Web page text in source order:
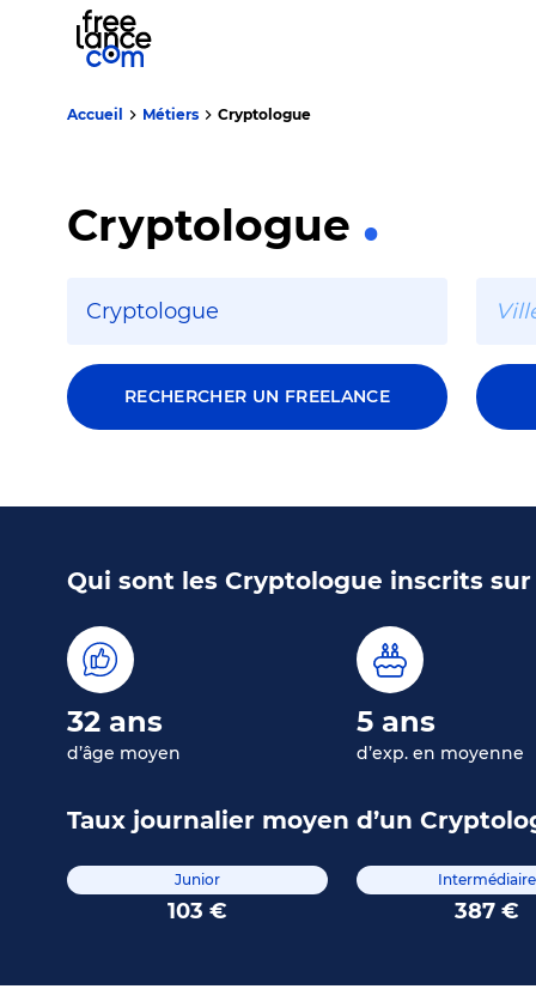
Accueil Métiers Cryptologue
Cryptologue
RECHERCHER UN FREELANCE
Qui sont les Cryptologue inscrits sur
32 ans
d’âge moyen
5 ans
d’exp. en moyenne
Taux journalier moyen d’un
Junior
103 €
Intermédiaire
387 €